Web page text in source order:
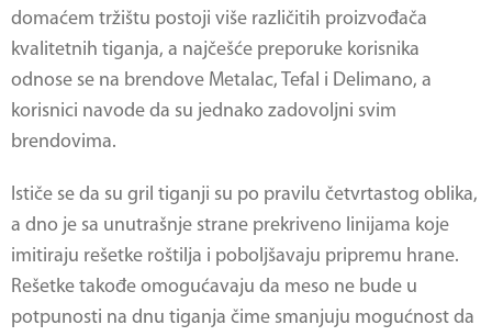
domaćem tržištu postoji više različitih proizvođača
kvalitetnih tiganja, a najčešće preporuke korisnika
odnose se na brendove Metalac, Tefal i Delimano, a
korisnici navode da su jednako zadovoljni svim
brendovima.
Ističe se da su gril tiganji su po pravilu četvrtastog oblika,
a dno je sa unutrašnje strane prekriveno linijama koje
imitiraju rešetke roštilja i poboljšavaju pripremu hrane.
Rešetke takođe omogućavaju da meso ne bude u
potpunosti na dnu tiganja čime smanjuju mogućnost da